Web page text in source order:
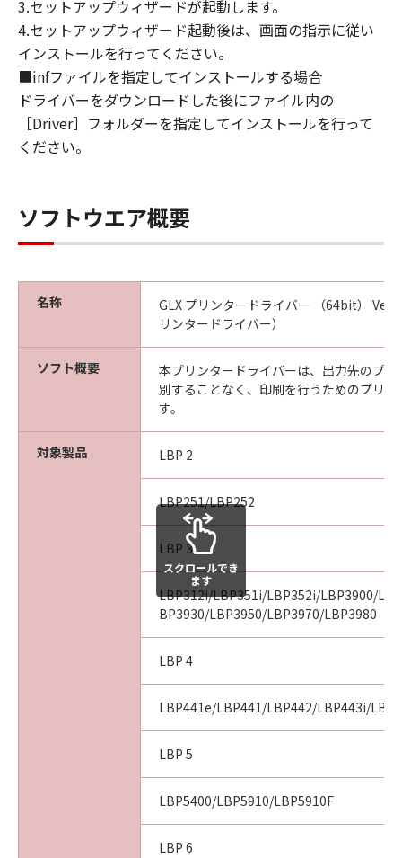
computer software documentation," as such
terms are used in 48 C.F.R. 12.212 (Sept 1995).
Consistent with 48 C.F.R. 12.212 and 48 C.F.R.
227.7202-1 through 227.7202-4 (June 1995),
all U.S. Government End Users shall acquire
the SOFTWARE with only those rights set
forth herein. The manufacturer is Canon
本条項中で使用される"the SOFTWARE"とは、
本契約書中で定義される「本ソフトウェア」を
意味し、指し示すものとします。
本契約書のいずれかの条項またはその一部が法
律により無効であると決定された場合でも、そ
の他の条項は完全に有効に存続するものとしま
キヤノン株式会社
3.セットアップウィザードが起動します。
4.セットアップウィザード起動後は、画面の指示に従い
インストールを行ってください。
■infファイルを指定してインストールする場合
ドライバーをダウンロードした後にファイル内の
［Driver］フォルダーを指定してインストールを行って
ください。
ソフトウエア概要
名称
GLX プリンタードライバー （64bit）
リンタードライバー）
ソフト概要
本プリンタードライバーは、出力先のプ
別することなく、印刷を行うためのプリ
す。
対象製品 LBP 2
LBP251/LBP252
LBP 3
LBP312i/LBP351i/LBP352i/LBP3900/
BP3930/LBP3950/LBP3970/LBP3980
LBP 4
LBP441e/LBP441/LBP442/LBP443i/
LBP 5
LBP5400/LBP5910/LBP5910F
LBP 6
スクロールでき
ます